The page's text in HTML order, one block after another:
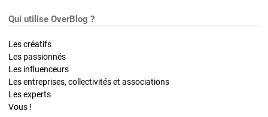
Qui utilise OverBlog ?
Les créatifs
Les passionnés
Les influenceurs
Les entreprises, collectivités et associations
Les experts
Vous !